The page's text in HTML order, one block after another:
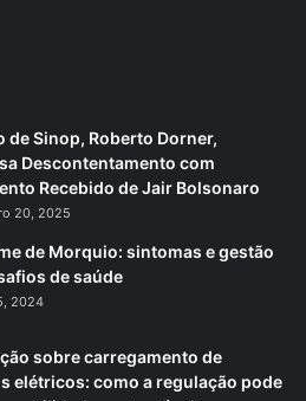
de Sinop, Roberto Dorner,
Descontentamento com
Recebido de Jair Bolsonaro
20, 2025
de Morquio: sintomas e gestão
de saúde
2024
sobre carregamento de
elétricos: como a regulação pode